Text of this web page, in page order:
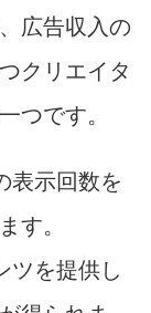
広告収入の
クリエイタ
つです。
表示回数を
す。
ツを提供し